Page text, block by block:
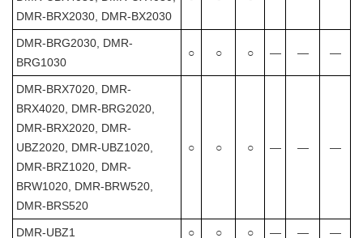
DMR-BRX2030, DMR-BX2030
DMR-BRG2030, DMR-
BRG1030
○ ○ ○ ― ― ―
DMR-BRX7020, DMR-
BRX4020, DMR-BRG2020,
DMR-BRX2020, DMR-
UBZ2020, DMR-UBZ1020,
DMR-BRZ1020, DMR-
BRW1020, DMR-BRW520,
DMR-BRS520
○ ○ ○ ― ― ―
DMR-UBZ1 ○ ○ ○ ― ― ―